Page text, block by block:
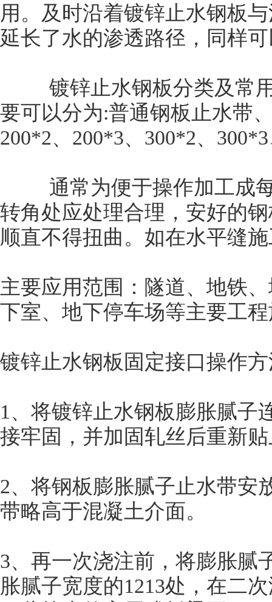
用。及时沿着镀锌止水钢板
延长了水的渗透路径，同
镀锌止水钢板分类及常用
要可以分为:普通钢板止水带
200*2、200*3、300*2、
通常为便于操作加工成每
转角处应处理合理，安好的
顺直不得扭曲。如在水平缝
主要应用范围：隧道、地铁
下室、地下停车场等主要工
镀锌止水钢板固定接口操作
1、将镀锌止水钢板膨胀腻子
接牢固，并加固轧丝后重新
2、将钢板膨胀腻子止水带安
带略高于混凝土介面。
3、再一次浇注前，将膨胀腻
胀腻子宽度的1213处，在二